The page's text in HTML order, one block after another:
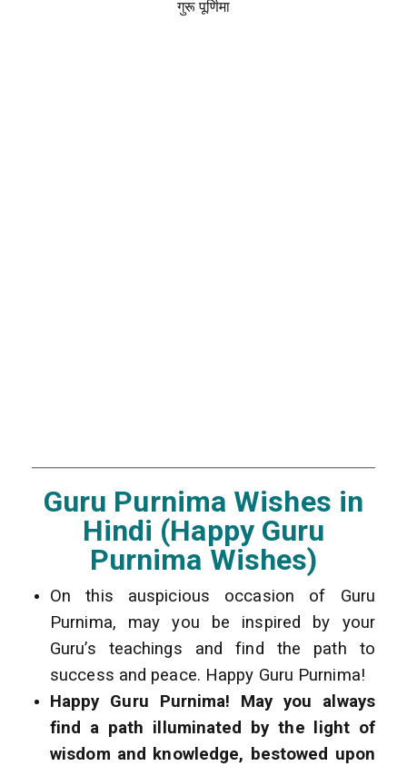
गुरू पूर्णिमा
Guru Purnima Wishes in
Hindi (Happy Guru
Purnima Wishes)
On this auspicious occasion of Guru
Purnima, may you be inspired by your
Guru’s teachings and find the path to
success and peace. Happy Guru Purnima!
Happy Guru Purnima! May you always
find a path illuminated by the light of
wisdom and knowledge, bestowed upon